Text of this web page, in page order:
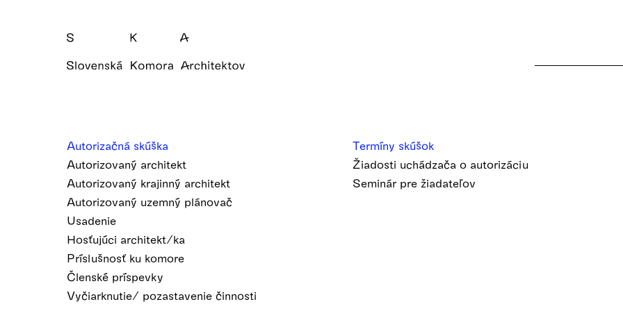
Autorizačná skúška
Autorizovaný architekt
Autorizovaný krajinný architekt
Autorizovaný uzemný plánovač
Usadenie
Hosťujúci architekt/ka
Príslušnosť ku komore
Členské príspevky
Vyčiarknutie/ pozastavenie činnosti
Termíny skúšok
Žiadosti uchádzača o autorizáciu
Seminár pre žiadateľov